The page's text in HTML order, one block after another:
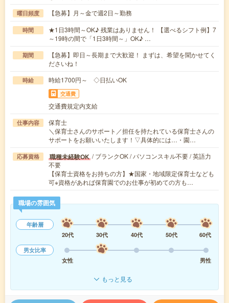
曜日頻度 【急募】月～金で週2日～勤務
時間
★1日3時間～OK♪ 残業はありません！ 【選べるシフト例】7
～19時の間で「1日3時間～」OK♪ …
期間
【急募】即日～長期まで大歓迎！ まずは、希望を聞かせてく
ださいね！
時給 時給1700円～ ◇日払いOK
交通費
交通費規定内支給
仕事内容
保育士
＼保育士さんのサポート／担任を持たれている保育士さんの
サポートをお願いいたします！▽具体的には…・園…
応募資格 職種未経験OK / ブランクOK / パソコンスキル不要 / 英語力
不要
【保育士資格をお持ちの方】★国家・地域限定保育士なども
可※資格があれば保育園でのお仕事が初めての方も…
職場の雰囲気
年齢層
20代
30代 40代 50代
60代
男女比率
女性
男性
もっと見る